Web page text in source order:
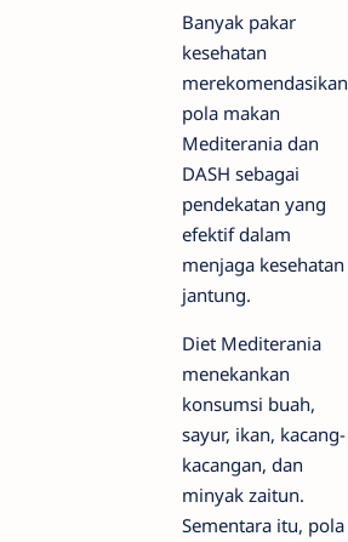
Banyak pakar
kesehatan
merekomendasikan
pola makan
Mediterania dan
DASH sebagai
pendekatan yang
efektif dalam
menjaga kesehatan
jantung.
Diet Mediterania
menekankan
konsumsi buah,
sayur, ikan, kacang-
kacangan, dan
minyak zaitun.
Sementara itu, pola